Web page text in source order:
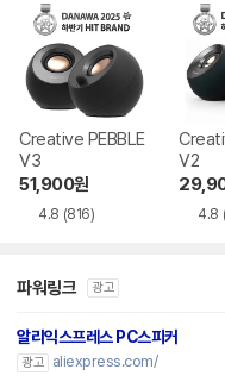
Creative PEBBLE
V3
51,900원
4.8 (816)
V2
4.8
파워링크 광고
알리익스프레스 PC스피커
광고
aliexpress.com/